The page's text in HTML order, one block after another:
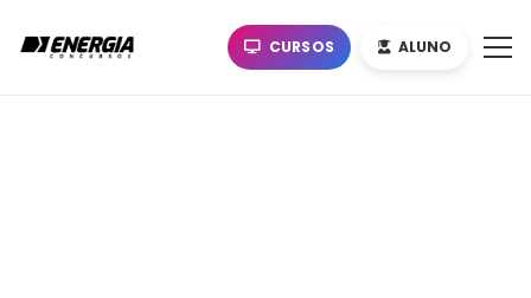
CURSOS ALUNO